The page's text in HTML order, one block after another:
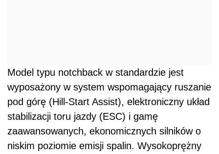
Model typu notchback w standardzie jest
wyposażony w system wspomagający ruszanie
pod górę (Hill-Start Assist), elektroniczny układ
stabilizacji toru jazdy (ESC) i gamę
zaawansowanych, ekonomicznych silników o
niskim poziomie emisji spalin. Wysokoprężny